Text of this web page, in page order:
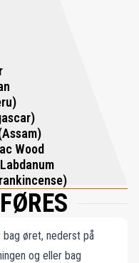
Wood
øret, nederst på
og eller bag